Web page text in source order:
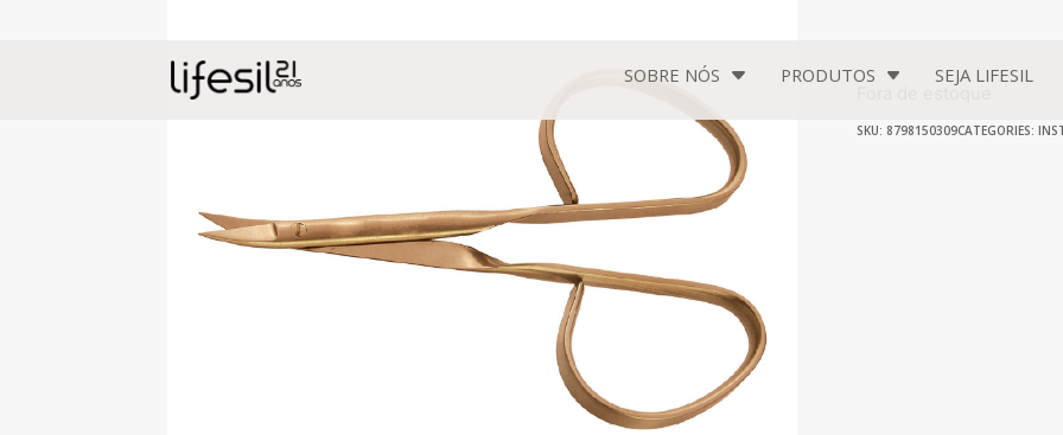
SOBRE NÓS PRODUTOS SEJA LIFESIL
SKU: 8798150309CATEGORIES: